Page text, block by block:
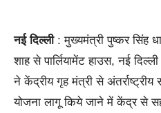
नई दिल्ली: मुख्यमंत्री पुष्कर सिंह
शाह से पार्लियामेंट हाउस, नई
ने केंद्रीय गृह मंत्री से
योजना लागू किये जाने में केंद्र से